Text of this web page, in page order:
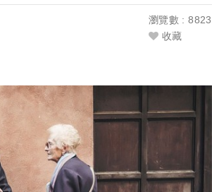
瀏覽數 : 8823
收藏